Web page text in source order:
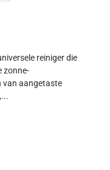
reiniger die
zonne-
van aangetaste